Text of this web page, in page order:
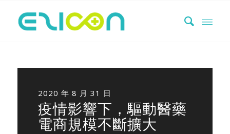
2020 年 8 月 31 日
疫情影響下，驅動醫藥
電商規模不斷擴大